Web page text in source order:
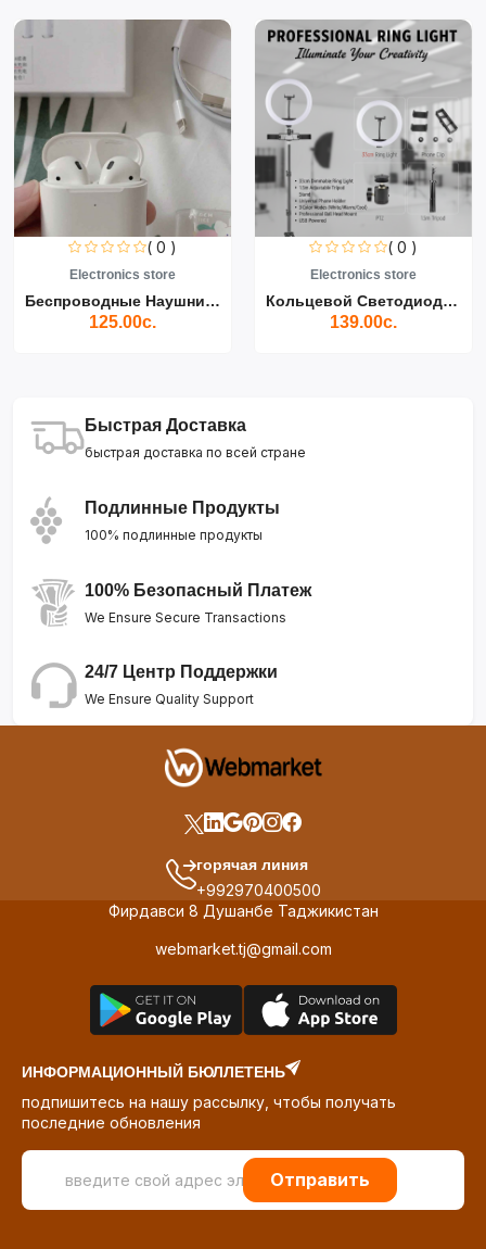
( 0 )
Electronics store
Беспроводные Наушники Air...
125.00с.
( 0 )
Electronics store
Кольцевой Светодиодный Св...
139.00с.
Быстрая Доставка
быстрая доставка по всей стране
Подлинные Продукты
100% подлинные продукты
100% Безопасный Платеж
We Ensure Secure Transactions
24/7 Центр Поддержки
We Ensure Quality Support
горячая линия
+992970400500
Фирдавси 8 Душанбе Таджикистан
webmarket.tj@gmail.com
ИНФОРМАЦИОННЫЙ БЮЛЛЕТЕНЬ
подпишитесь на нашу рассылку, чтобы получать
последние обновления
Отправить